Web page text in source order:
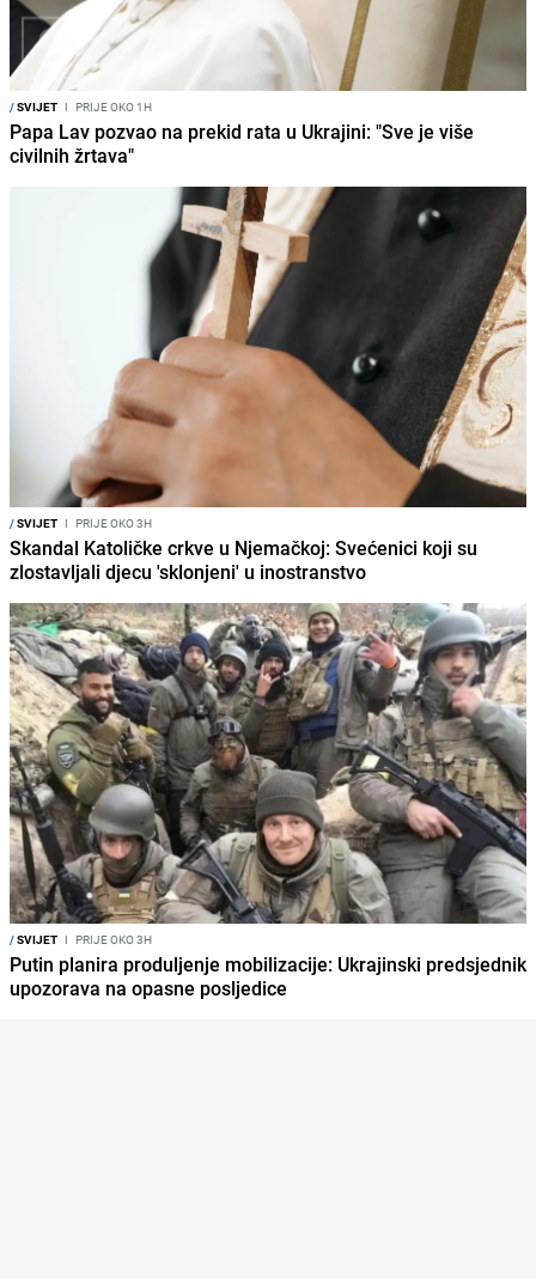
/SVIJET I PRIJE OKO 1H
Papa Lav pozvao na prekid rata u Ukrajini: "Sve je više
civilnih žrtava"
/SVIJET I PRIJE OKO 3H
Skandal Katoličke crkve u Njemačkoj: Svećenici koji su
zlostavljali djecu 'sklonjeni' u inostranstvo
/SVIJET I PRIJE OKO 3H
Putin planira produljenje mobilizacije: Ukrajinski predsjednik
upozorava na opasne posljedice